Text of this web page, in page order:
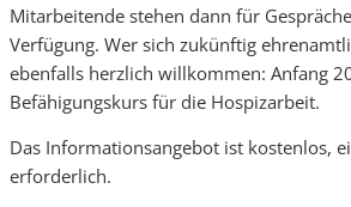
Mitarbeitende stehen dann für
Verfügung. Wer sich zukünftig
ebenfalls herzlich willkommen: Anfang
Befähigungskurs für die Hospizarbeit.
Das Informationsangebot ist kostenlos,
erforderlich.